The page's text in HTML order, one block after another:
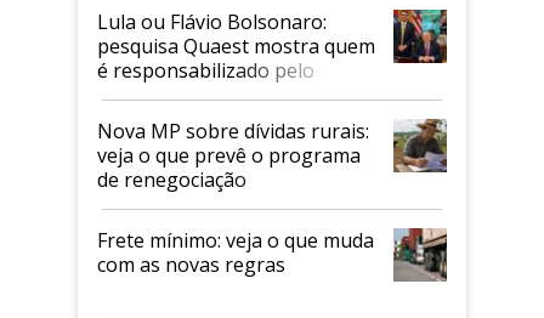
Lula ou Flávio Bolsonaro:
pesquisa Quaest mostra quem
é responsabilizado pelo
tarifaço dos EUA
Nova MP sobre dívidas rurais:
veja o que prevê o programa
de renegociação
Frete mínimo: veja o que muda
com as novas regras